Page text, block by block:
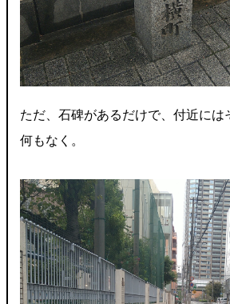
ただ、石碑があるだけで、付近には
何もなく。